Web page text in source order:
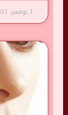
1 نوفمبر، 2021